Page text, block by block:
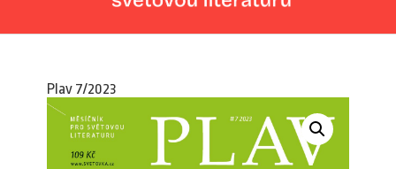
Plav 7/2023